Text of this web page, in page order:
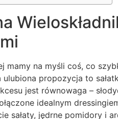
mamy na myśli coś, co
propozycja to
jest równowaga –
idealnym
sałaty, jędrne pomidory i